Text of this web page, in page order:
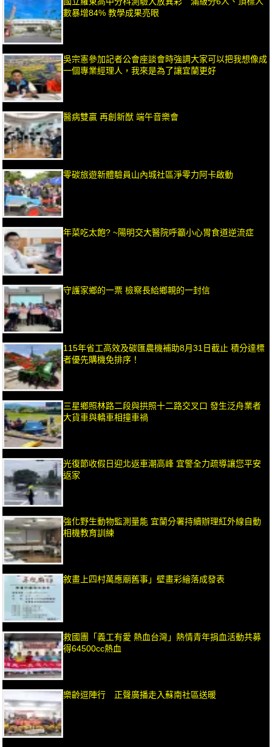
數暴增84% 教學成果亮眼
吳宗憲參加記者公會座談會時強調大家可以把我想像成
一個專業經理人，我來是為了讓宜蘭更好
醫病雙贏 再創新猷 端午音樂會
零碳旅遊新體驗員山內城社區淨零力阿卡啟動
年菜吃太飽? ~陽明交大醫院呼籲小心胃食道逆流症
守護家鄉的一票 檢察長給鄉親的一封信
115年省工高效及碳匯農機補助8月31日截止 積分達標
者優先購機免排序！
三星鄉照林路二段與拱照十二路交叉口 發生泛舟業者
大貨車與轎車相撞車禍
光復節收假日迎北返車潮高峰 宜警全力疏導讓您平安
返家
強化野生動物監測量能 宜蘭分署持續辦理紅外線自動
相機教育訓練
敘畫上四村萬應廟舊事」壁畫彩繪落成發表
救國團「義工有愛 熱血台灣」熱情青年捐血活動共募
得64500cc熱血
樂齡逗陣行 正聲廣播走入蘇南社區送暖